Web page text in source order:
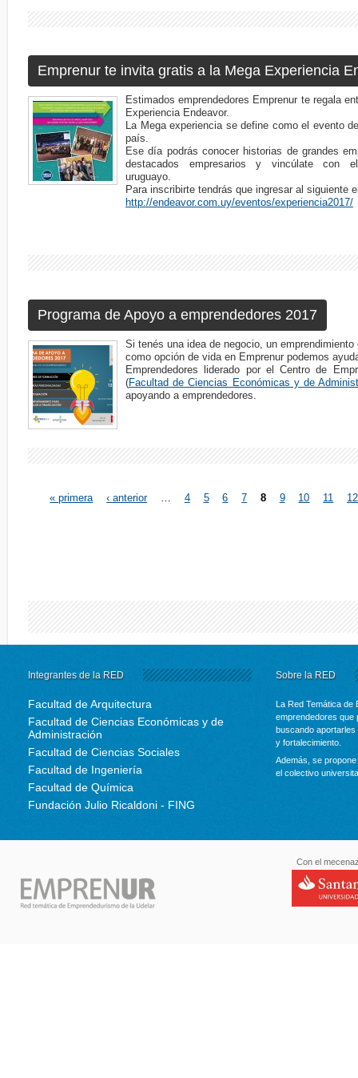
Emprenur te invita gratis a la Mega Experiencia
Estimados emprendedores Emprenur te regala
Experiencia Endeavor.
La Mega experiencia se define como el evento
paí­s.
Ese dí­a podrás conocer historias de grandes
destacados empresarios y vincúlate con el
uruguayo.
Para inscribirte tendrás que ingresar al siguiente
http://endeavor.com.uy/eventos/experiencia2017/
Programa de Apoyo a emprendedores 2017
Si tenés una idea de negocio, un
como opción de vida en Emprenur podemos
Emprendedores liderado por el Centro de
(Facultad de Ciencias Económicas y de
apoyando a emprendedores.
« primera ‹ anterior … 4 5 6 7 8 9 10 11 12
Integrantes de la RED
Facultad de Arquitectura
Facultad de Ciencias Económicas y de
Administración
Facultad de Ciencias Sociales
Facultad de Ingeniería
Facultad de Química
Fundación Julio Ricaldoni - FING
Sobre la RED
La Red Temática de
emprendedores que
buscando
y fortalecimiento.
Además, se
el colectivo
Con el